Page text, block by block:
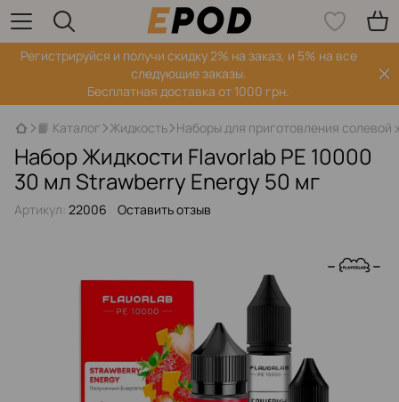
Регистрируйся‌ и получи скидку 2% на заказ, и 5% на все
следующие заказы.
Бесплатная доставка от 1000 грн.
📙 Каталог Жидкость Наборы для приготовления солевой
Набор Жидкости Flavorlab PE 10000
30 мл Strawberry Energy 50 мг
Артикул: 22006 Оставить отзыв